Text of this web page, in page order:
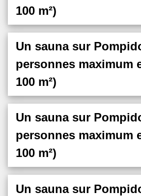
100 m²)
Un sauna sur
personnes maximum
100 m²)
Un sauna sur
personnes maximum
100 m²)
Un sauna sur